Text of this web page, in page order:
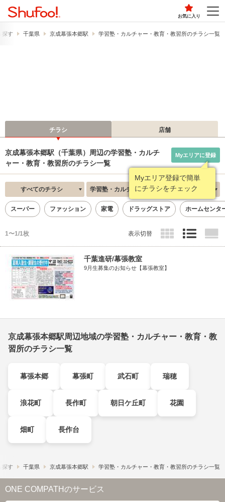
お気に入り
探す 千葉県 京成幕張本郷駅 学習塾・カルチャー・教育・教習所のチラシ一覧
チラシ 店舗
京成幕張本郷駅（千葉県）周辺の学習塾・カルチ
ャー・教育・教習所のチラシ一覧
Myエリア登録で簡単
にチラシをチェック
Myエリアに登録
すべてのチラシ 学習塾・カルチャー・教育・教習所 新着順
スーパー ファッション 家電 ドラッグストア ホームセンタ
1〜1/1枚 表示切替
千葉進研/幕張教室
9月生募集のお知らせ【幕張教室】
京成幕張本郷駅周辺地域の学習塾・カルチャー・教育・教
習所のチラシ一覧
幕張本郷 幕張町 武石町 瑞穂
浪花町 長作町 朝日ケ丘町 花園
畑町 長作台
探す 千葉県 京成幕張本郷駅 学習塾・カルチャー・教育・教習所のチラシ一覧
ONE COMPATHのサービス